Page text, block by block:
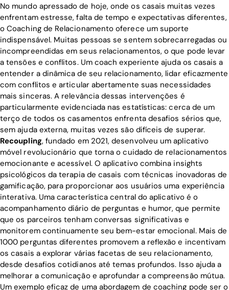
No mundo apressado de hoje, onde os casais muitas vezes
enfrentam estresse, falta de tempo e expectativas diferentes,
o Coaching de Relacionamento oferece um suporte
indispensável. Muitas pessoas se sentem sobrecarregadas ou
incompreendidas em seus relacionamentos, o que pode levar
a tensões e conflitos. Um coach experiente ajuda os casais a
entender a dinâmica de seu relacionamento, lidar eficazmente
com conflitos e articular abertamente suas necessidades
mais sinceras. A relevância dessas intervenções é
particularmente evidenciada nas estatísticas: cerca de um
terço de todos os casamentos enfrenta desafios sérios que,
sem ajuda externa, muitas vezes são difíceis de superar.
Recoupling, fundado em 2021, desenvolveu um aplicativo
móvel revolucionário que torna o cuidado de relacionamentos
emocionante e acessível. O aplicativo combina insights
psicológicos da terapia de casais com técnicas inovadoras de
gamificação, para proporcionar aos usuários uma experiência
interativa. Uma característica central do aplicativo é o
acompanhamento diário de perguntas e humor, que permite
que os parceiros tenham conversas significativas e
monitorem continuamente seu bem-estar emocional. Mais de
1000 perguntas diferentes promovem a reflexão e incentivam
os casais a explorar várias facetas de seu relacionamento,
desde desafios cotidianos até temas profundos. Isso ajuda a
melhorar a comunicação e aprofundar a compreensão mútua.
Um exemplo eficaz de uma abordagem de coaching pode ser o